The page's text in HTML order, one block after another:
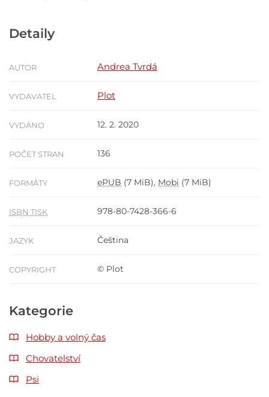
Detaily
AUTOR Andrea Tvrdá
VYDAVATEL Plot
VYDÁNO 12. 2. 2020
POČET STRAN 136
FORMÁTY ePUB (7 MiB), Mobi (7 MiB)
ISBN TISK 978-80-7428-366-6
JAZYK Čeština
COPYRIGHT © Plot
Kategorie
Hobby a volný čas
Chovatelství
Psi